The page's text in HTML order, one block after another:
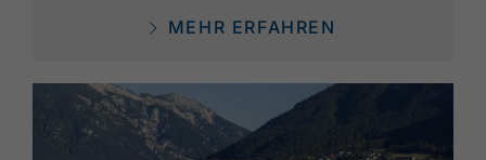
MEHR ERFAHREN